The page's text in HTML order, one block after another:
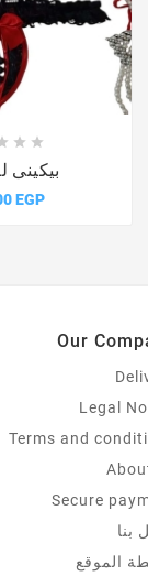
 
بيكينى
EGP
Our
Legal
Terms and
Secure
بنا
الموقع